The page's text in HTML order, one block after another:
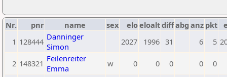
Nr. pnr name sex eloeloaltdiffabg anz pkt
1 128444 Danninger
Simon
2027 1996 31 6 5
2 148321 Feilenreiter
Emma
w 0 0 0 0 0